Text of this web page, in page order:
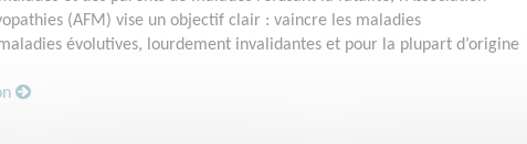
(AFM) vise un objectif clair : vaincre les maladies
évolutives, lourdement invalidantes et pour la plupart d’origine